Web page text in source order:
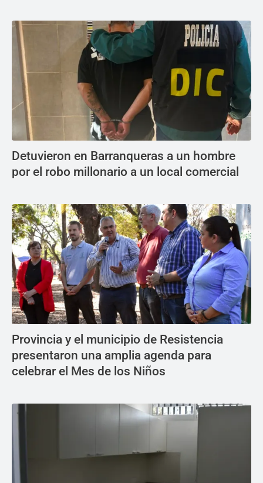
Detuvieron en Barranqueras a un hombre
por el robo millonario a un local comercial
Provincia y el municipio de Resistencia
presentaron una amplia agenda para
celebrar el Mes de los Niños